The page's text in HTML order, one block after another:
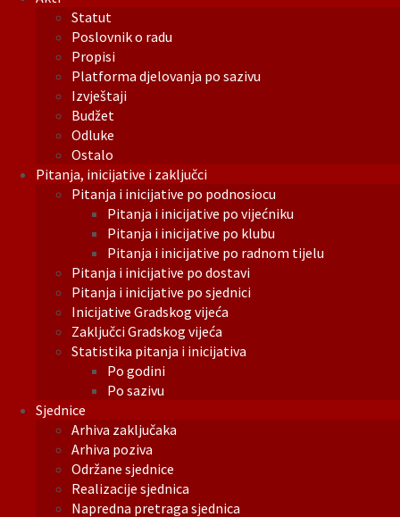
Statut
Poslovnik o radu
Propisi
Platforma djelovanja po sazivu
Izvještaji
Budžet
Odluke
Ostalo
Pitanja, inicijative i zaključci
Pitanja i inicijative po podnosiocu
Pitanja i inicijative po vijećniku
Pitanja i inicijative po klubu
Pitanja i inicijative po radnom tijelu
Pitanja i inicijative po dostavi
Pitanja i inicijative po sjednici
Inicijative Gradskog vijeća
Zaključci Gradskog vijeća
Statistika pitanja i inicijativa
Po godini
Po sazivu
Sjednice
Arhiva zaključaka
Arhiva poziva
Održane sjednice
Realizacije sjednica
Napredna pretraga sjednica